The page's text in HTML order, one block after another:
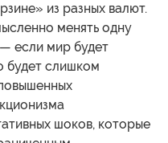
из разных валют.
менять одну
если мир будет
будет слишком
шоков, которые